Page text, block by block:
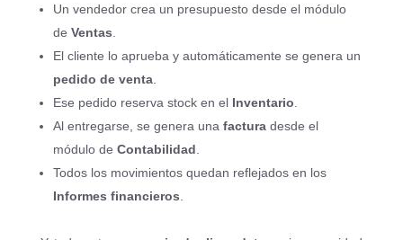
Un vendedor crea un presupuesto desde el módulo
de Ventas
El cliente lo aprueba y automáticamente se genera un
pedido de venta.
Ese pedido reserva stock en el Inventario
Al entregarse, se genera una facturadesde el
módulo de Contabilidad
Todos los movimientos quedan reflejados en los
Informes financieros